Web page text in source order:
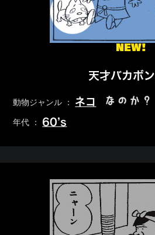
NEW!
天才バカボン
動物ジャンル ： ネコ なのか？
年代 ： 60’s